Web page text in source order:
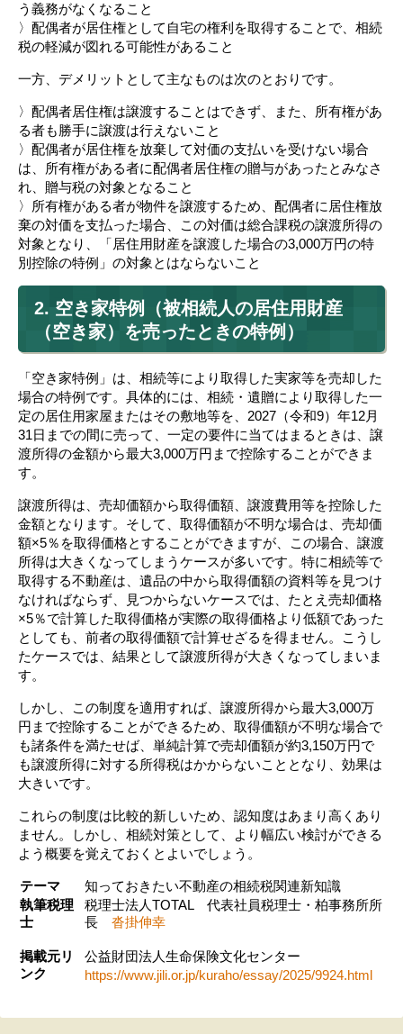
う義務がなくなること
〉配偶者が居住権として自宅の権利を取得することで、相続
税の軽減が図れる可能性があること
一方、デメリットとして主なものは次のとおりです。
〉配偶者居住権は譲渡することはできず、また、所有権があ
る者も勝手に譲渡は行えないこと
〉配偶者が居住権を放棄して対価の支払いを受けない場合
は、所有権がある者に配偶者居住権の贈与があったとみなさ
れ、贈与税の対象となること
〉所有権がある者が物件を譲渡するため、配偶者に居住権放
棄の対価を支払った場合、この対価は総合課税の譲渡所得の
対象となり、「居住用財産を譲渡した場合の3,000万円の特
別控除の特例」の対象とはならないこと
2. 空き家特例（被相続人の居住用財産
（空き家）を売ったときの特例）
「空き家特例」は、相続等により取得した実家等を売却した
場合の特例です。具体的には、相続・遺贈により取得した一
定の居住用家屋またはその敷地等を、2027（令和9）年12月
31日までの間に売って、一定の要件に当てはまるときは、譲
渡所得の金額から最大3,000万円まで控除することができま
す。
譲渡所得は、売却価額から取得価額、譲渡費用等を控除した
金額となります。そして、取得価額が不明な場合は、売却価
額×5％を取得価格とすることができますが、この場合、譲渡
所得は大きくなってしまうケースが多いです。特に相続等で
取得する不動産は、遺品の中から取得価額の資料等を見つけ
なければならず、見つからないケースでは、たとえ売却価格
×5％で計算した取得価格が実際の取得価格より低額であった
としても、前者の取得価額で計算せざるを得ません。こうし
たケースでは、結果として譲渡所得が大きくなってしまいま
す。
しかし、この制度を適用すれば、譲渡所得から最大3,000万
円まで控除することができるため、取得価額が不明な場合で
も諸条件を満たせば、単純計算で売却価額が約3,150万円で
も譲渡所得に対する所得税はかからないこととなり、効果は
大きいです。
これらの制度は比較的新しいため、認知度はあまり高くあり
ません。しかし、相続対策として、より幅広い検討ができる
よう概要を覚えておくとよいでしょう。
テーマ
知っておきたい不動産の相続税関連新知識
執筆税理
士
税理士法人TOTAL 代表社員税理士・柏事務所所
長 沓掛伸幸
掲載元リ
ンク
公益財団法人生命保険文化センター
https://www.jili.or.jp/kuraho/essay/2025/9924.html